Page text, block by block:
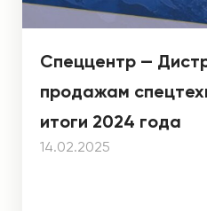
Спеццентр —
продажам
итоги 2024 года
14.02.2025